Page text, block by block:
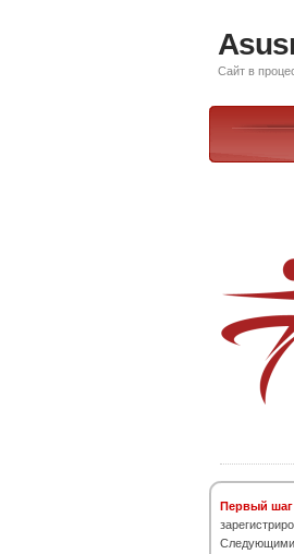
Сайт в
Первый шаг
Следующими